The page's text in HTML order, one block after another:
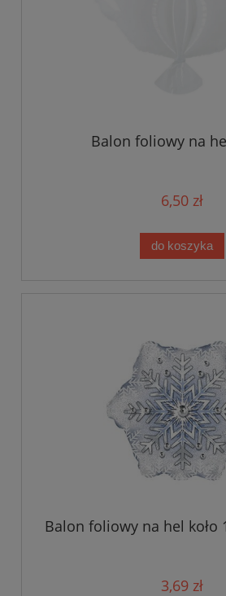
Balon foliowy na
6,50 zł
do koszyka
Balon foliowy na hel koło
3,69 zł